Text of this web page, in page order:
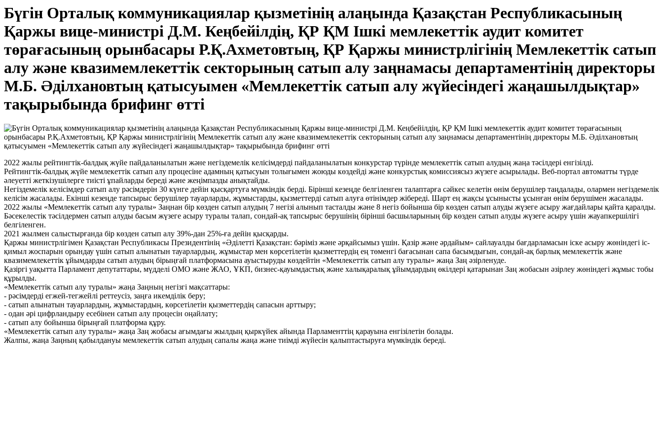
Бүгін Орталық коммуникациялар қызметінің алаңында Қазақстан Республикасының
Қаржы вице-министрі Д.М. Кеңбейілдің, ҚР ҚМ Ішкі мемлекеттік аудит комитет
төрағасының орынбасары Р.Қ.Ахметовтың, ҚР Қаржы министрлігінің Мемлекеттік сатып
алу және квазимемлекеттік секторының сатып алу заңнамасы департаментінің директоры
М.Б. Әділхановтың қатысуымен «Мемлекеттік сатып алу жүйесіндегі жаңашылдықтар»
тақырыбында брифинг өтті
2022 жылы рейтингтік-балдық жүйе пайдаланылатын және негіздемелік келісімдерді пайдаланылатын конкурстар түрінде мемлекеттік сатып алудың жаңа тәсілдері енгізілді.
Рейтингтік-балдық жүйе мемлекеттік сатып алу процесіне адамның қатысуын толығымен жоюды көздейді және конкурстық комиссиясыз жүзеге асырылады. Веб-портал автоматты түрде
әлеуетті жеткізушілерге тиісті ұпайларды береді және жеңімпазды анықтайды.
Негіздемелік келісімдер сатып алу рәсімдерін 30 күнге дейін қысқартуға мүмкіндік берді. Бірінші кезеңде белгіленген талаптарға сәйкес келетін өнім берушілер таңдалады, олармен негіздемелік
келісім жасалады. Екінші кезеңде тапсырыс берушілер тауарларды, жұмыстарды, қызметтерді сатып алуға өтінімдер жібереді. Шарт ең жақсы ұсынысты ұсынған өнім берушімен жасалады.
2022 жылы «Мемлекеттік сатып алу туралы» Заңнан бір көзден сатып алудың 7 негізі алынып тасталды және 8 негіз бойынша бір көзден сатып алуды жүзеге асыру жағдайлары қайта қаралды.
Бәсекелестік тәсілдермен сатып алуды басым жүзеге асыру туралы талап, сондай-ақ тапсырыс берушінің бірінші басшыларының бір көзден сатып алуды жүзеге асыру үшін жауапкершілігі
белгіленген.
2021 жылмен салыстырғанда бір көзден сатып алу 39%-дан 25%-ға дейін қысқарды.
Қаржы министрлігімен Қазақстан Республикасы Президентінің «Әділетті Қазақстан: бәріміз және әрқайсымыз үшін. Қазір және әрдайым» сайлауалды бағдарламасын іске асыру жөніндегі іс-
қимыл жоспарын орындау үшін сатып алынатын тауарлардың, жұмыстар мен көрсетілетін қызметтердің ең төменгі бағасынан сапа басымдығын, сондай-ақ барлық мемлекеттік және
квазимемлекеттік ұйымдарды сатып алудың бірыңғай платформасына ауыстыруды көздейтін «Мемлекеттік сатып алу туралы» жаңа Заң әзірленуде.
Қазіргі уақытта Парламент депутаттары, мүдделі ОМО және ЖАО, ҰКП, бизнес-қауымдастық және халықаралық ұйымдардың өкілдері қатарынан Заң жобасын әзірлеу жөніндегі жұмыс тобы
құрылды.
«Мемлекеттік сатып алу туралы» жаңа Заңның негізгі мақсаттары:
- рәсімдерді егжей-тегжейлі реттеусіз, заңға икемділік беру;
- сатып алынатын тауарлардың, жұмыстардың, көрсетілетін қызметтердің сапасын арттыру;
- одан әрі цифрландыру есебінен сатып алу процесін оңайлату;
- сатып алу бойынша бірыңғай платформа құру.
«Мемлекеттік сатып алу туралы» жаңа Заң жобасы ағымдағы жылдың қыркүйек айында Парламенттің қарауына енгізілетін болады.
Жалпы, жаңа Заңның қабылдануы мемлекеттік сатып алудың сапалы жаңа және тиімді жүйесін қалыптастыруға мүмкіндік береді.